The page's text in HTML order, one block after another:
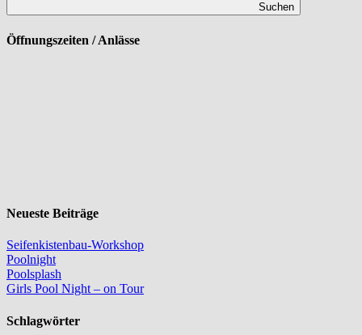
Suchen
Öffnungszeiten / Anlässe
Neueste Beiträge
Seifenkistenbau-Workshop
Poolnight
Poolsplash
Girls Pool Night – on Tour
Schlagwörter